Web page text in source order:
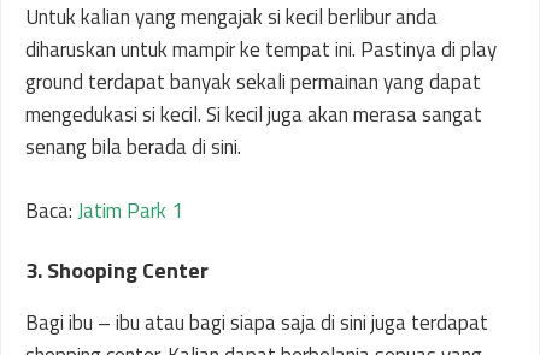
Untuk kalian yang mengajak si kecil berlibur anda
diharuskan untuk mampir ke tempat ini. Pastinya di play
ground terdapat banyak sekali permainan yang dapat
mengedukasi si kecil. Si kecil juga akan merasa sangat
senang bila berada di sini.
Baca:Jatim Park 1
3. Shooping Center
Bagi ibu – ibu atau bagi siapa saja di sini juga terdapat